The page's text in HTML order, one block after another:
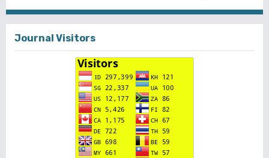
Journal Visitors